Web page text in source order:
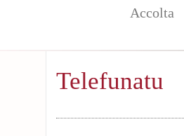
Accolta
Telefunatu